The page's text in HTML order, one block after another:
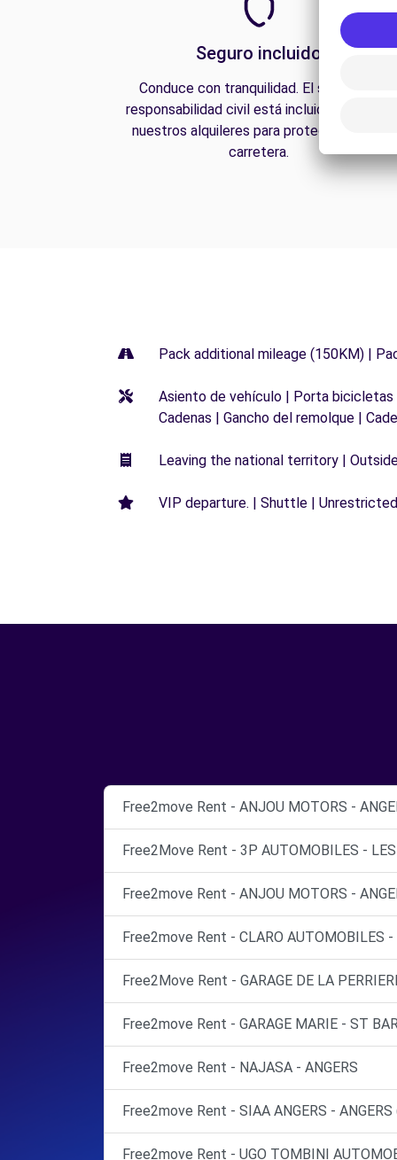
Seguro incluido
Conduce con tranquilidad. El seguro de
responsabilidad civil está incluido en todos
nuestros alquileres para protegerte en la
carretera.
Pack additional mileage (150KM) |
Asiento de vehículo | Porta bicicletas
Cadenas | Gancho del remolque |
Leaving the national territory |
VIP departure. | Shuttle |
Free2move Rent - ANJOU MOTORS -
Free2Move Rent - 3P AUTOMOBILES -
Free2move Rent - ANJOU MOTORS -
Free2move Rent - CLARO AUTOMOBILES -
Free2Move Rent - GARAGE DE LA
Free2move Rent - GARAGE MARIE - ST
Free2move Rent - NAJASA - ANGERS
Free2move Rent - SIAA ANGERS - ANGERS
Free2move Rent - UGO TOMBINI